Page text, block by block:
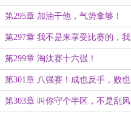
第295章 加油干他，气势拿够！
第297章 我不是来享受比赛的，我
是来赢比赛的！
第299章 淘汰赛十六强！
第301章 八强赛！成也反手，败也
反手！
第303章 叫你守个半区，不是刮风